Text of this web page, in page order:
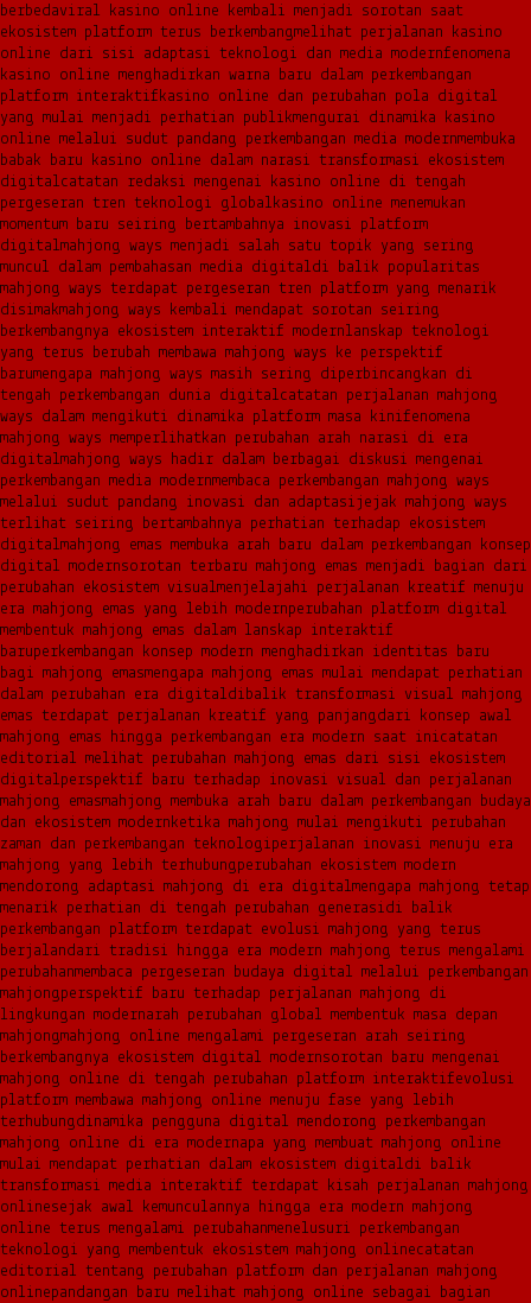
berbedaviral kasino online kembali menjadi sorotan saat
ekosistem platform terus berkembangmelihat perjalanan kasino
online dari sisi adaptasi teknologi dan media modernfenomena
kasino online menghadirkan warna baru dalam perkembangan
platform interaktif kasino online dan perubahan pola digital
yang mulai menjadi perhatian publikmengurai dinamika kasino
online melalui sudut pandang perkembangan media modernmembuka
babak baru kasino online dalam narasi transformasi ekosistem
digitalcatatan redaksi mengenai kasino online di tengah
pergeseran tren teknologi global kasino online menemukan
momentum baru seiring bertambahnya inovasi platform
digitalmahjong ways menjadi salah satu topik yang sering
muncul dalam pembahasan media digitaldi balik popularitas
mahjong ways terdapat pergeseran tren platform yang menarik
disimakmahjong ways kembali mendapat sorotan seiring
berkembangnya ekosistem interaktif modernlanskap teknologi
yang terus berubah membawa mahjong ways ke perspektif
barumengapa mahjong ways masih sering diperbincangkan di
tengah perkembangan dunia digitalcatatan perjalanan mahjong
ways dalam mengikuti dinamika platform masa kinifenomena
mahjong ways memperlihatkan perubahan arah narasi di era
digitalmahjong ways hadir dalam berbagai diskusi mengenai
perkembangan media modernmembaca perkembangan mahjong ways
melalui sudut pandang inovasi dan adaptasijejak mahjong ways
terlihat seiring bertambahnya perhatian terhadap ekosistem
digitalmahjong emas membuka arah baru dalam perkembangan konsep
digital modernsorotan terbaru mahjong emas menjadi bagian dari
perubahan ekosistem visualmenjelajahi perjalanan kreatif menuju
era mahjong emas yang lebih modernperubahan platform digital
membentuk mahjong emas dalam lanskap interaktif
baruperkembangan konsep modern menghadirkan identitas baru
bagi mahjong emasmengapa mahjong emas mulai mendapat perhatian
dalam perubahan era digitaldibalik transformasi visual mahjong
emas terdapat perjalanan kreatif yang panjangdari konsep awal
mahjong emas hingga perkembangan era modern saat inicatatan
editorial melihat perubahan mahjong emas dari sisi ekosistem
digitalperspektif baru terhadap inovasi visual dan perjalanan
mahjong emasmahjong membuka arah baru dalam perkembangan budaya
dan ekosistem modern ketika mahjong mulai mengikuti perubahan
zaman dan perkembangan teknologiperjalanan inovasi menuju era
mahjong yang lebih terhubungperubahan ekosistem modern
mendorong adaptasi mahjong di era digitalmengapa mahjong tetap
menarik perhatian di tengah perubahan generasidi balik
perkembangan platform terdapat evolusi mahjong yang terus
berjalandari tradisi hingga era modern mahjong terus mengalami
perubahanmembaca pergeseran budaya digital melalui perkembangan
mahjongperspektif baru terhadap perjalanan mahjong di
lingkungan modernarah perubahan global membentuk masa depan
mahjongmahjong online mengalami pergeseran arah seiring
berkembangnya ekosistem digital modernsorotan baru mengenai
mahjong online di tengah perubahan platform interaktifevolusi
platform membawa mahjong online menuju fase yang lebih
terhubungdinamika pengguna digital mendorong perkembangan
mahjong online di era modernapa yang membuat mahjong online
mulai mendapat perhatian dalam ekosistem digitaldi balik
transformasi media interaktif terdapat kisah perjalanan mahjong
onlinesejak awal kemunculannya hingga era modern mahjong
online terus mengalami perubahanmenelusuri perkembangan
teknologi yang membentuk ekosistem mahjong onlinecatatan
editorial tentang perubahan platform dan perjalanan mahjong
onlinepandangan baru melihat mahjong online sebagai bagian